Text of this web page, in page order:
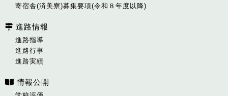
寄宿舎(済美寮)募集要項(令和８年度以降)
進路情報
進路指導
進路行事
進路実績
情報公開